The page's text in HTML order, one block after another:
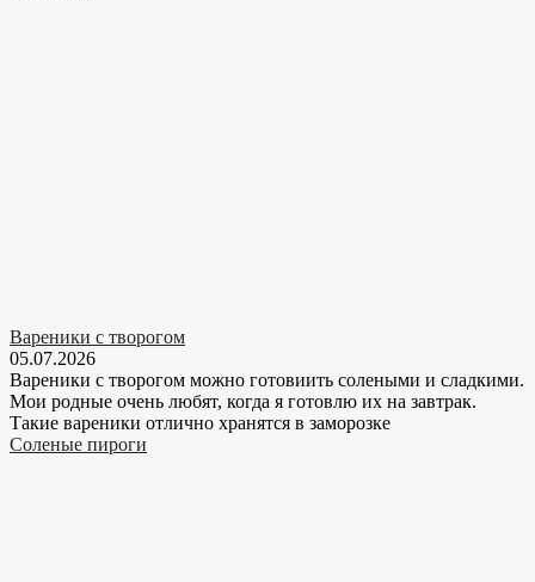
Вареники с творогом
05.07.2026
Вареники с творогом можно готовиить солеными и сладкими.
Мои родные очень любят, когда я готовлю их на завтрак.
Такие вареники отлично хранятся в заморозке
Соленые пироги